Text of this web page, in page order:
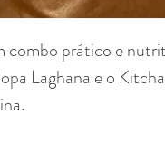
combo prático e
Laghana e o